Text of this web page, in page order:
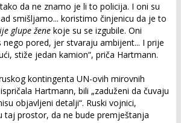
da ne znamo je li to policija. I oni su
smišljamo... koristimo činjenicu da je to
glupe žene koje su se izgubile. Oni
pored, jer stvaraju ambijent... I prije
stiže jedan kamion“, priča Hartmann.
kontingenta UN-ovih mirovnih
Hartmann, bili „zaduženi da čuvaju
objavljeni detalji“. Ruski vojnici,
taj prostor, da ne bude premještanja